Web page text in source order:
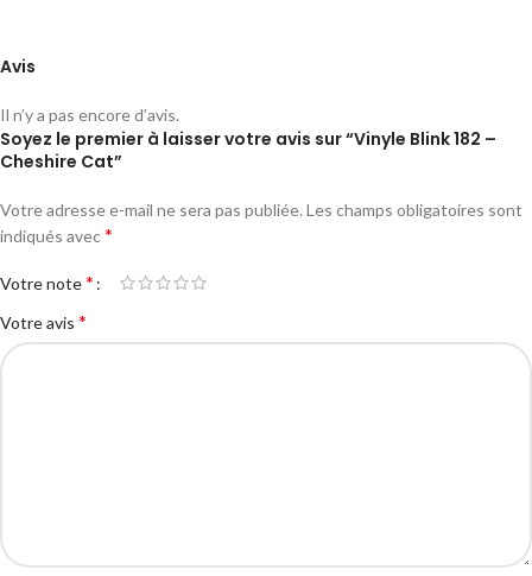
Avis
Il n’y a pas encore d’avis.
Soyez le premier à laisser votre avis sur “Vinyle Blink 182 –
Cheshire Cat”
Votre adresse e-mail ne sera pas publiée. Les champs obligatoires sont
indiqués avec*
Votre note*
Votre avis *